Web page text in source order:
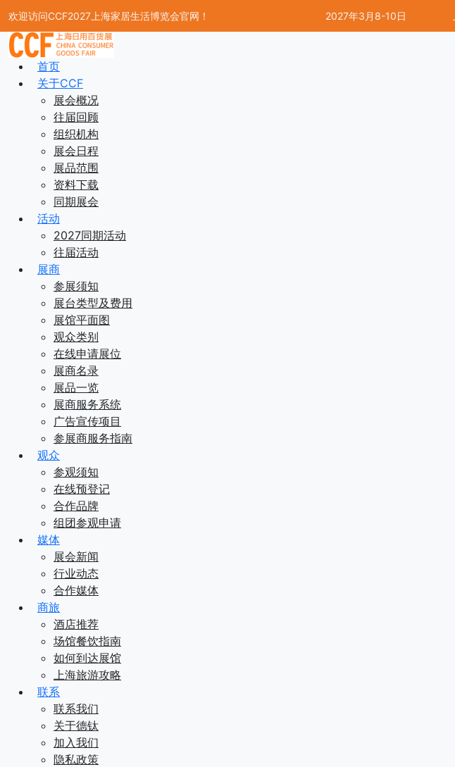
欢迎访问CCF2027上海家居生活博览会官网！ 2027年3月8-10日
首页
关于CCF
展会概况
往届回顾
组织机构
展会日程
展品范围
资料下载
同期展会
活动
2027同期活动
往届活动
展商
参展须知
展台类型及费用
展馆平面图
观众类别
在线申请展位
展商名录
展品一览
展商服务系统
广告宣传项目
参展商服务指南
观众
参观须知
在线预登记
合作品牌
组团参观申请
媒体
展会新闻
行业动态
合作媒体
商旅
酒店推荐
场馆餐饮指南
如何到达展馆
上海旅游攻略
联系
联系我们
关于德钛
加入我们
隐私政策